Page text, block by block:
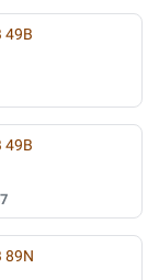
49B
49B
89N